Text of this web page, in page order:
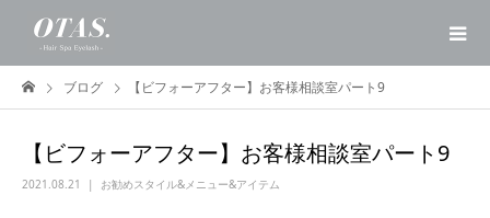
ブログ 【ビフォーアフター】お客様相談室パート9
【ビフォーアフター】お客様相談室パート9
2021.08.21 お勧めスタイル&メニュー&アイテム